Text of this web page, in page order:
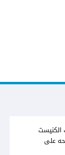
الكنيست
على